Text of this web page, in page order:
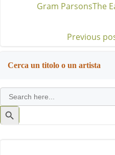
Gram ParsonsThe
Post
navigation
Previous
Cerca un titolo o un artista
Search
for:
Search
Button